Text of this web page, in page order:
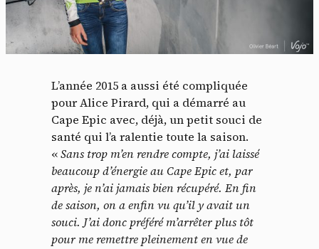
L’année 2015 a aussi été compliquée
pour Alice Pirard, qui a démarré au
Cape Epic avec, déjà, un petit souci de
santé qui l’a ralentie toute la saison.
«Sans trop m’en rendre compte, j’ai laissé
beaucoup d’énergie au Cape Epic et, par
après, je n’ai jamais bien récupéré. En fin
de saison, on a enfin vu qu’il y avait un
souci. J’ai donc préféré m’arrêter plus tôt
pour me remettre pleinement en vue de